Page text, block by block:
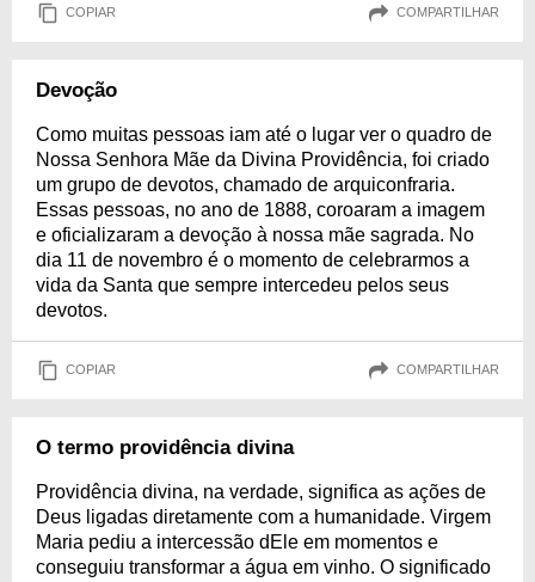
COPIAR COMPARTILHAR
Devoção
Como muitas pessoas iam até o lugar ver o quadro de
Nossa Senhora Mãe da Divina Providência, foi criado
um grupo de devotos, chamado de arquiconfraria.
Essas pessoas, no ano de 1888, coroaram a imagem
e oficializaram a devoção à nossa mãe sagrada. No
dia 11 de novembro é o momento de celebrarmos a
vida da Santa que sempre intercedeu pelos seus
devotos.
COPIAR COMPARTILHAR
O termo providência divina
Providência divina, na verdade, significa as ações de
Deus ligadas diretamente com a humanidade. Virgem
Maria pediu a intercessão dEle em momentos e
conseguiu transformar a água em vinho. O significado